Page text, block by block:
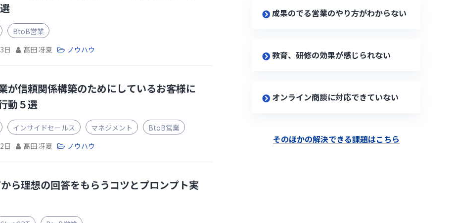
BtoB営業
日
髙田 冴夏 ノウハウ
が信頼関係構築のためにしているお客様に
動５選
インサイドセールス マネジメント
BtoB営業
日
髙田 冴夏 ノウハウ
ら理想の回答をもらうコツとプロンプト実
成果のでる営業のやり方がわからない
教育、研修の効果が感じられない
オンライン商談に対応できていない
そのほかの解決できる課題はこちら